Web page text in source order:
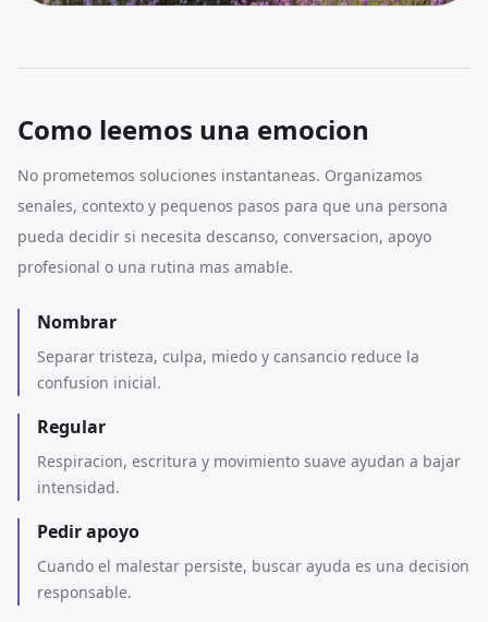
Como leemos una emocion
No prometemos soluciones instantaneas. Organizamos
senales, contexto y pequenos pasos para que una persona
pueda decidir si necesita descanso, conversacion, apoyo
profesional o una rutina mas amable.
Nombrar
Separar tristeza, culpa, miedo y cansancio reduce la
confusion inicial.
Regular
Respiracion, escritura y movimiento suave ayudan a bajar
intensidad.
Pedir apoyo
Cuando el malestar persiste, buscar ayuda es una decision
responsable.